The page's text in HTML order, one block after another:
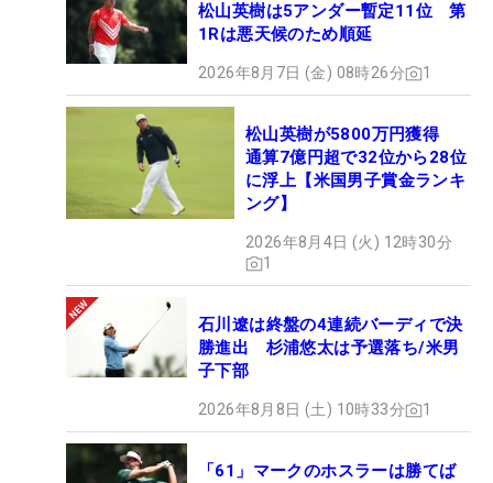
松山英樹は5アンダー暫定11位 第
1Rは悪天候のため順延
2026年8月7日 (金) 08時26分 1
松山英樹が5800万円獲得
通算7億円超で32位から28位
に浮上【米国男子賞金ランキ
ング】
2026年8月4日 (火) 12時30分
1
石川遼は終盤の4連続バーディで決
勝進出 杉浦悠太は予選落ち/米男
子下部
2026年8月8日 (土) 10時33分 1
「61」マークのホスラーは勝てば